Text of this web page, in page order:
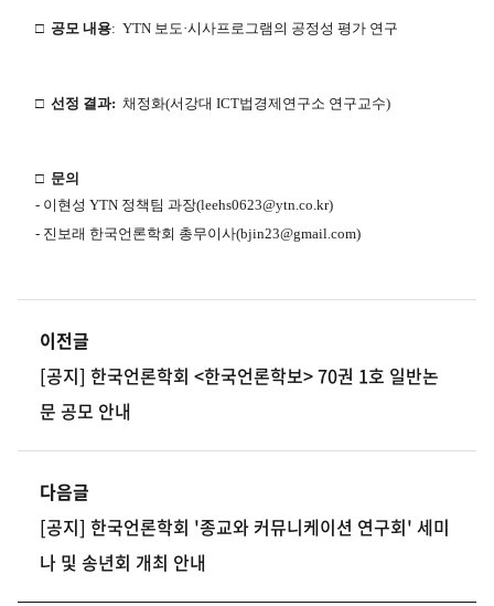
□ 공모 내용: YTN 보도·시사프로그램의 공정성 평가 연구
□ 선정 결과: 채정화(서강대 ICT법경제연구소 연구교수)
□ 문의
​- 이현성 YTN 정책팀 과장(leehs0623@ytn.co.kr)
- 진보래 한국언론학회 총무이사(bjin23@gmail.com​) ​
이전글
[공지] 한국언론학회 <한국언론학보> 70권 1호 일반논
문 공모 안내
다음글
[공지] 한국언론학회 '종교와 커뮤니케이션 연구회' 세미
나 및 송년회 개최 안내